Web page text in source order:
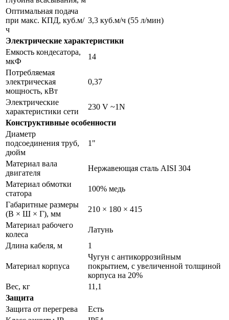
Оптимальная подача
при макс. КПД, куб.м/
ч
3,3 куб.м/ч (55 л/мин)
Электрические характеристики
Емкость кондесатора,
мкФ
14
Потребляемая
электрическая
мощность, кВт
0,37
Электрические
характеристики сети
230 V ~1N
Конструктивные особенности
Диаметр
подсоединения труб,
дюйм
1"
Материал вала
двигателя
Нержавеющая сталь AISI 304
Материал обмотки
статора
100% медь
Габаритные размеры
(В × Ш × Г), мм
210 × 180 × 415
Материал рабочего
колеса
Латунь
Длина кабеля, м
1
Материал корпуса
Чугун с антикоррозийным
покрытием, с увеличенной толщиной
корпуса на 20%
Вес, кг
11,1
Защита
Защита от перегрева
Есть